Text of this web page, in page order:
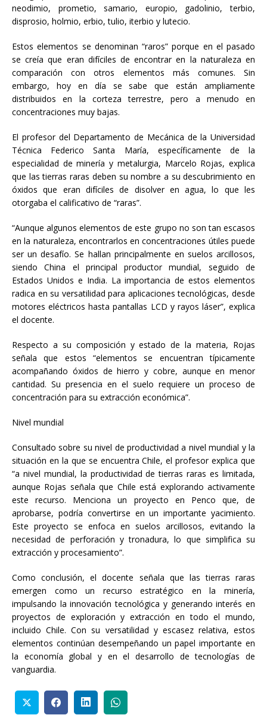
neodimio, prometio, samario, europio, gadolinio, terbio,
disprosio, holmio, erbio, tulio, iterbio y lutecio.
Estos elementos se denominan “raros” porque en el pasado
se creía que eran difíciles de encontrar en la naturaleza en
comparación con otros elementos más comunes. Sin
embargo, hoy en día se sabe que están ampliamente
distribuidos en la corteza terrestre, pero a menudo en
concentraciones muy bajas.
El profesor del Departamento de Mecánica de la Universidad
Técnica Federico Santa María, específicamente de la
especialidad de minería y metalurgia, Marcelo Rojas, explica
que las tierras raras deben su nombre a su descubrimiento en
óxidos que eran difíciles de disolver en agua, lo que les
otorgaba el calificativo de “raras”.
“Aunque algunos elementos de este grupo no son tan escasos
en la naturaleza, encontrarlos en concentraciones útiles puede
ser un desafío. Se hallan principalmente en suelos arcillosos,
siendo China el principal productor mundial, seguido de
Estados Unidos e India. La importancia de estos elementos
radica en su versatilidad para aplicaciones tecnológicas, desde
motores eléctricos hasta pantallas LCD y rayos láser”, explica
el docente.
Respecto a su composición y estado de la materia, Rojas
señala que estos “elementos se encuentran típicamente
acompañando óxidos de hierro y cobre, aunque en menor
cantidad. Su presencia en el suelo requiere un proceso de
concentración para su extracción económica”.
Nivel mundial
Consultado sobre su nivel de productividad a nivel mundial y la
situación en la que se encuentra Chile, el profesor explica que
“a nivel mundial, la productividad de tierras raras es limitada,
aunque Rojas señala que Chile está explorando activamente
este recurso. Menciona un proyecto en Penco que, de
aprobarse, podría convertirse en un importante yacimiento.
Este proyecto se enfoca en suelos arcillosos, evitando la
necesidad de perforación y tronadura, lo que simplifica su
extracción y procesamiento”.
Como conclusión, el docente señala que las tierras raras
emergen como un recurso estratégico en la minería,
impulsando la innovación tecnológica y generando interés en
proyectos de exploración y extracción en todo el mundo,
incluido Chile. Con su versatilidad y escasez relativa, estos
elementos continúan desempeñando un papel importante en
la economía global y en el desarrollo de tecnologías de
vanguardia.